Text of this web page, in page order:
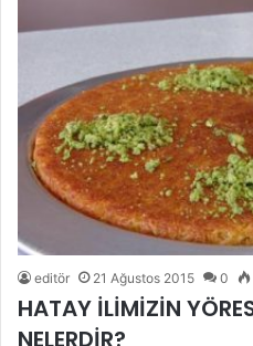
editör 21 Ağustos 2015 0
HATAY İLİMİZİN
NELERDİR?